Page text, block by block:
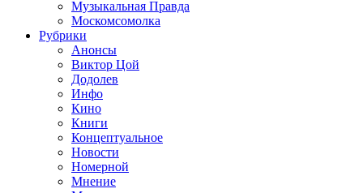
Музыкальная Правда
Москомсомолка
Рубрики
Анонсы
Виктор Цой
Додолев
Инфо
Кино
Книги
Концептуальное
Новости
Номерной
Мнение